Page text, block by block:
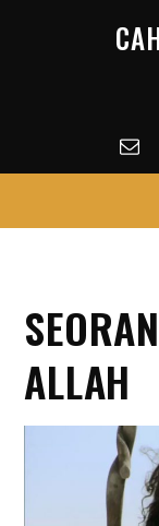
Email
ALLAH